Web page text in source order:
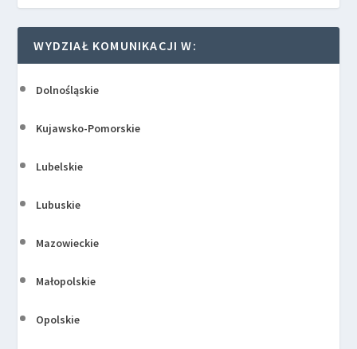
WYDZIAŁ KOMUNIKACJI W:
Dolnośląskie
Kujawsko-Pomorskie
Lubelskie
Lubuskie
Mazowieckie
Małopolskie
Opolskie